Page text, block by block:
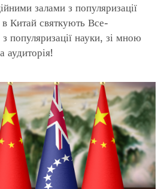
залами з популяризації
Китай святкують Все-
популяризації науки, зі мною